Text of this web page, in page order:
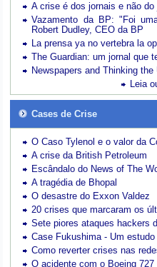
A crise é dos jornais e não
Vazamento da BP: "Foi
Robert Dudley, CEO da BP
La prensa ya no vertebra la
The Guardian: um jornal que
Newspapers and Thinking
Leia
Cases de Crise
O Caso Tylenol e o valor da
A crise da British Petroleum
Escândalo do News of The
A tragédia de Bhopal
O desastre do Exxon Valdez
20 crises que marcaram os
Sete piores ataques hackers
Case Fukushima - Um
Como reverter crises nas
O acidente com o Boeing